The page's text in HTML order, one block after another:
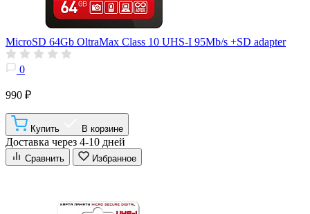
MicroSD 64Gb OltraMax Class 10 UHS-I 95Mb/s +SD adapter
0
990 ₽
Купить В корзине
Доставка через 4-10 дней
Сравнить Избранное